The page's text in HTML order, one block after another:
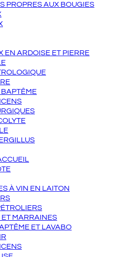
PROPRES AUX BOUGIES
EN ARDOISE ET PIERRE
BAPTÊME
À VIN EN LAITON
MARRAINES
ET LAVABO